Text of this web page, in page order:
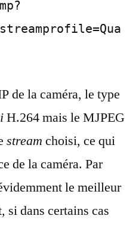
de la caméra, le type
H.264 mais le MJPEG
stream choisi, ce qui
de la caméra. Par
le meilleur
dans certains cas